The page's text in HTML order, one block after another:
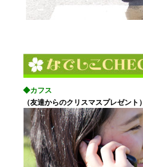
◆カフス
（友達からのクリスマスプレゼント）